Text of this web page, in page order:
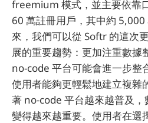
freemium 模式，並主要依靠
60 萬註冊用戶，其中約
來，我們可以從 Softr 的這次
展的重要趨勢：更加注重數據
no-code 平台可能會進一步整
使用者能夠更輕鬆地建立複雜
著 no-code 平台越來越普及
變得越來越重要。使用者在選